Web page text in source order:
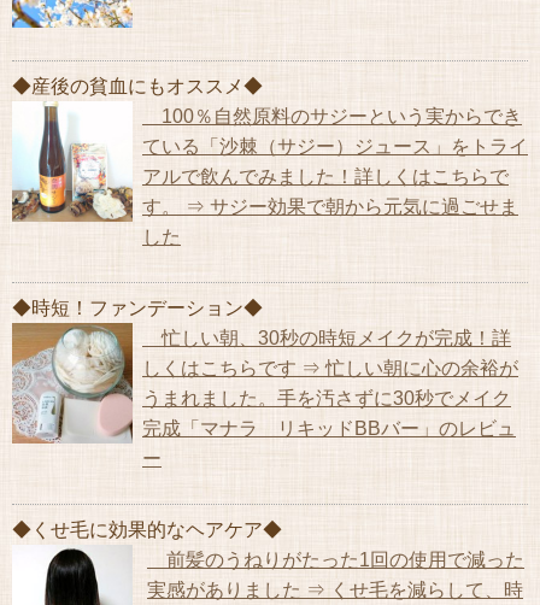
◆産後の貧血にもオススメ◆
100％自然原料のサジーという実からでき
ている「沙棘（サジー）ジュース」をトライ
アルで飲んでみました！詳しくはこちらで
す。 ⇒ サジー効果で朝から元気に過ごせま
した
◆時短！ファンデーション◆
忙しい朝、30秒の時短メイクが完成！詳
しくはこちらです ⇒ 忙しい朝に心の余裕が
うまれました。手を汚さずに30秒でメイク
完成「マナラ リキッドBBバー」のレビュ
ー
◆くせ毛に効果的なヘアケア◆
前髪のうねりがたった1回の使用で減った
実感がありました ⇒ くせ毛を減らして、時